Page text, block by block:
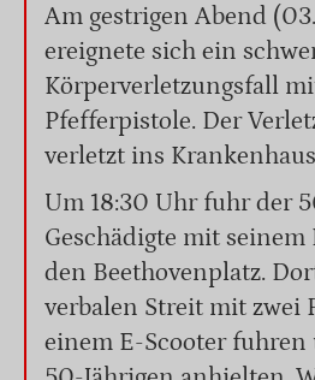
Am gestrigen Abend
ereignete sich ein
Körperverletzungsfall
Pfefferpistole. Der
verletzt ins
Um 18:30 Uhr fuhr der
Geschädigte mit
den Beethovenplatz.
verbalen Streit mit zwei
einem E-Scooter